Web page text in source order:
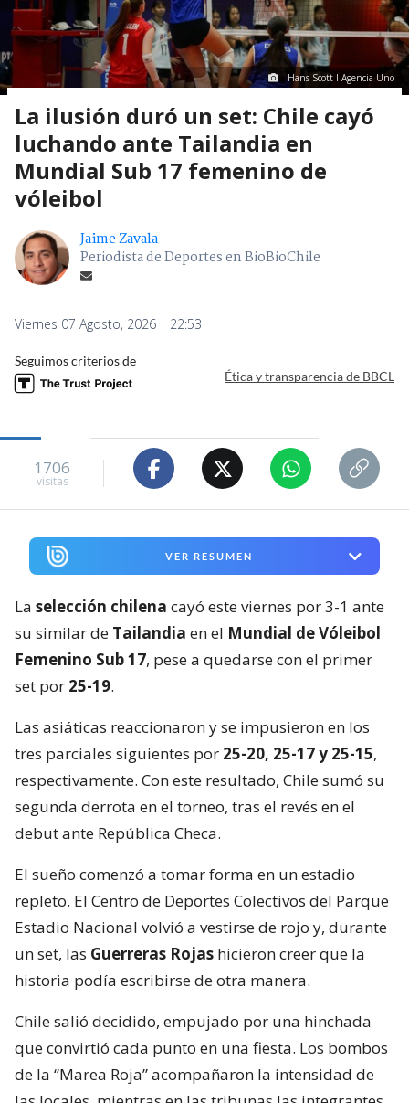
Hans Scott I Agencia Uno
La ilusión duró un set: Chile cayó
luchando ante Tailandia en
Mundial Sub 17 femenino de
vóleibol
Jaime Zavala
Periodista de Deportes en BioBioChile
Viernes 07 Agosto, 2026 | 22:53
Seguimos criterios de
Ética y transparencia de BBCL
1706
visitas
VER RESUMEN
La selección chilena cayó este viernes por 3-1 ante
su similar de Tailandia en el Mundial de Vóleibol
Femenino Sub 17, pese a quedarse con el primer
set por 25-19.
Las asiáticas reaccionaron y se impusieron en los
tres parciales siguientes por 25-20, 25-17 y 25-15,
respectivamente. Con este resultado, Chile sumó su
segunda derrota en el torneo, tras el revés en el
debut ante República Checa.
El sueño comenzó a tomar forma en un estadio
repleto. El Centro de Deportes Colectivos del Parque
Estadio Nacional volvió a vestirse de rojo y, durante
un set, las Guerreras Rojas hicieron creer que la
historia podía escribirse de otra manera.
Chile salió decidido, empujado por una hinchada
que convirtió cada punto en una fiesta. Los bombos
de la “Marea Roja” acompañaron la intensidad de